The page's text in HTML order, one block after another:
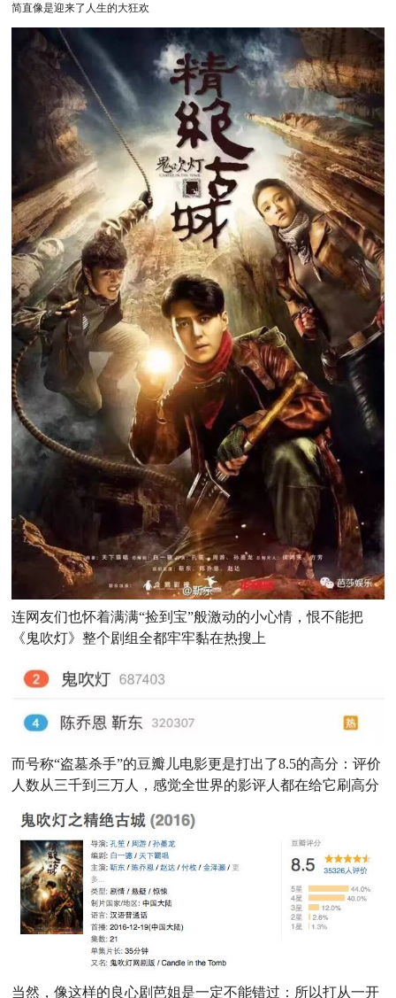
简直像是迎来了人生的大狂欢
连网友们也怀着满满“捡到宝”般激动的小心情，恨不能把
《鬼吹灯》整个剧组全都牢牢黏在热搜上
而号称“盗墓杀手”的豆瓣儿电影更是打出了8.5的高分：评价
人数从三千到三万人，感觉全世界的影评人都在给它刷高分
当然，像这样的良心剧芭姐是一定不能错过：所以打从一开